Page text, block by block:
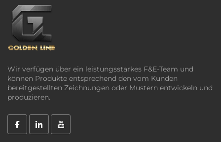
Wir verfügen über ein leistungsstarkes F&E-Team und
können Produkte entsprechend den vom Kunden
bereitgestellten Zeichnungen oder Mustern entwickeln und
produzieren.